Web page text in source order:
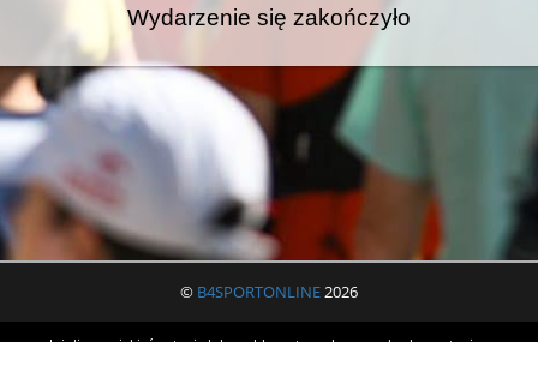
Wydarzenie się zakończyło
© B4SPORTONLINE2026
Jeżeli masz jakieś pytania lub problemy to zachęcamy do skorzystania z